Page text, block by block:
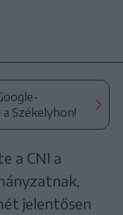
Székelyhon!
a CNI a
jelentősen